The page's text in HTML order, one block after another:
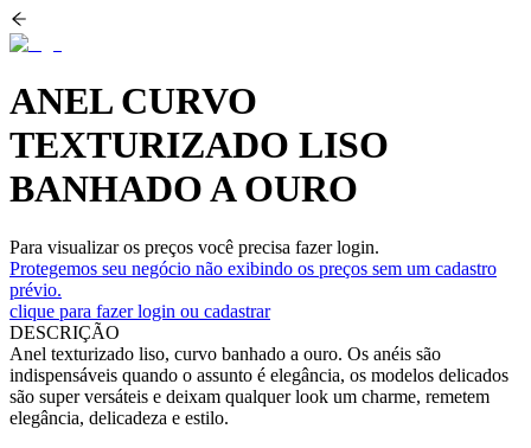
ANEL CURVO
TEXTURIZADO LISO
BANHADO A OURO
Para visualizar os preços você precisa fazer login.
Protegemos seu negócio não exibindo os preços sem um cadastro
prévio.
clique para fazer login ou cadastrar
DESCRIÇÃO
Anel texturizado liso, curvo banhado a ouro. Os anéis são
indispensáveis quando o assunto é elegância, os modelos delicados
são super versáteis e deixam qualquer look um charme, remetem
elegância, delicadeza e estilo.